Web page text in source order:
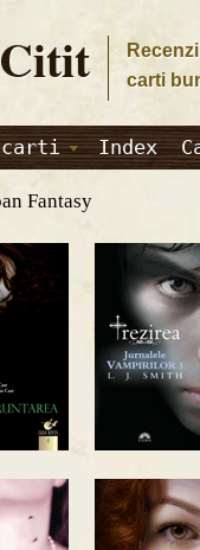
carti
carti Index
Fantasy